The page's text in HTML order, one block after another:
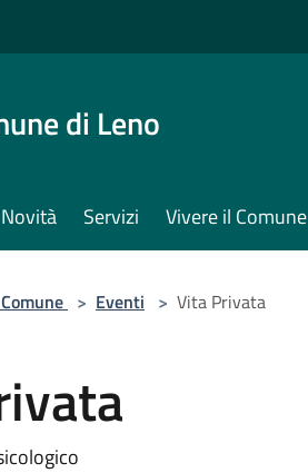
di Leno
Novità Servizi Vivere il Comune
> Eventi > Vita Privata